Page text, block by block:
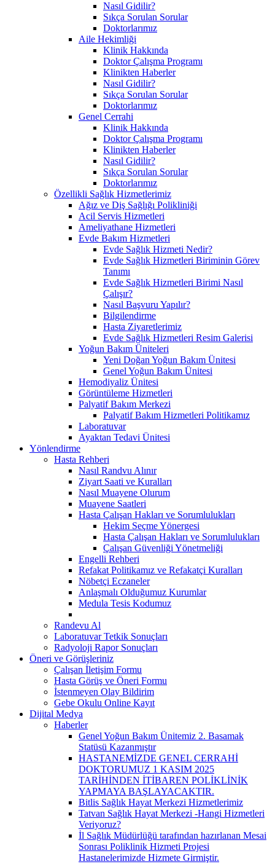
Nasıl Gidilir?
Sıkça Sorulan Sorular
Doktorlarımız
Aile Hekimliği
Klinik Hakkında
Doktor Çalışma Programı
Klinikten Haberler
Nasıl Gidilir?
Sıkça Sorulan Sorular
Doktorlarımız
Genel Cerrahi
Klinik Hakkında
Doktor Çalışma Programı
Klinikten Haberler
Nasıl Gidilir?
Sıkça Sorulan Sorular
Doktorlarımız
Özellikli Sağlık Hizmetlerimiz
Ağız ve Diş Sağlığı Polikliniği
Acil Servis Hizmetleri
Ameliyathane Hizmetleri
Evde Bakım Hizmetleri
Evde Sağlık Hizmeti Nedir?
Evde Sağlık Hizmetleri Biriminin Görev
Tanımı
Evde Sağlık Hizmetleri Birimi Nasıl
Çalışır?
Nasıl Başvuru Yapılır?
Bilgilendirme
Hasta Ziyaretlerimiz
Evde Sağlık Hizmetleri Resim Galerisi
Yoğun Bakım Üniteleri
Yeni Doğan Yoğun Bakım Ünitesi
Genel Yoğun Bakım Ünitesi
Hemodiyaliz Ünitesi
Görüntüleme Hizmetleri
Palyatif Bakım Merkezi
Palyatif Bakım Hizmetleri Politikamız
Laboratuvar
Ayaktan Tedavi Ünitesi
Yönlendirme
Hasta Rehberi
Nasıl Randvu Alınır
Ziyart Saati ve Kuralları
Nasıl Muayene Olurum
Muayene Saatleri
Hasta Çalışan Hakları ve Sorumlulukları
Hekim Seçme Yönergesi
Hasta Çalışan Hakları ve Sorumlulukları
Çalışan Güvenliği Yönetmeliği
Engelli Rehberi
Refakat Politikamız ve Refakatçi Kuralları
Nöbetçi Eczaneler
Anlaşmalı Olduğumuz Kurumlar
Medula Tesis Kodumuz
Randevu Al
Laboratuvar Tetkik Sonuçları
Radyoloji Rapor Sonuçları
Öneri ve Görüşleriniz
Çalışan İletişim Formu
Hasta Görüş ve Öneri Formu
İstenmeyen Olay Bildirim
Gebe Okulu Online Kayıt
Dijital Medya
Haberler
Genel Yoğun Bakım Ünitemiz 2. Basamak
Statüsü Kazanmıştır
HASTANEMİZDE GENEL CERRAHİ
DOKTORUMUZ 1 KASIM 2025
TARİHİNDEN İTİBAREN POLİKLİNİK
YAPMAYA BAŞLAYACAKTIR.
Bitlis Sağlık Hayat Merkezi Hizmetlerimiz
Tatvan Sağlık Hayat Merkezi -Hangi Hizmetleri
Veriyoruz?
İl Sağlık Müdürlüğü tarafından hazırlanan Mesai
Sonrası Poliklinik Hizmeti Projesi
Hastanelerimizde Hizmete Girmiştir.